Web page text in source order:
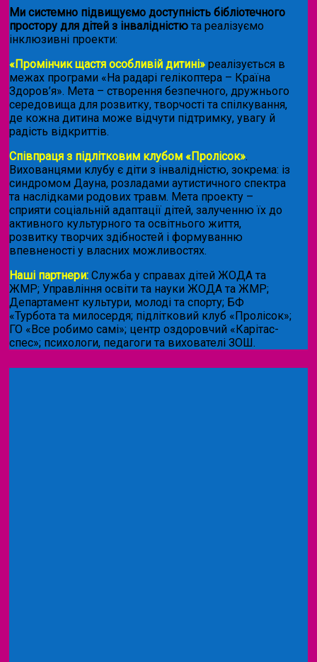
Ми системно підвищуємо доступність бібліотечного
простору для дітей з інвалідністю та реалізуємо
інклюзивні проекти:
«Промінчик щастя особливій дитині» реалізується в
межах програми «На радарі гелікоптера – Країна
Здоров’я». Мета – створення безпечного, дружнього
середовища для розвитку, творчості та спілкування,
де кожна дитина може відчути підтримку, увагу й
радість відкриттів.
Співпраця з підлітковим клубом «Пролісок».
Вихованцями клубу є діти з інвалідністю, зокрема: із
синдромом Дауна, розладами аутистичного спектра
та наслідками родових травм. Мета проекту –
сприяти соціальній адаптації дітей, залученню їх до
активного культурного та освітнього життя,
розвитку творчих здібностей і формуванню
впевненості у власних можливостях.
Наші партнери: Служба у справах дітей ЖОДА та
ЖМР; Управління освіти та науки ЖОДА та ЖМР;
Департамент культури, молоді та спорту; БФ
«Турбота та милосердя; підлітковий клуб «Пролісок»;
ГО «Все робимо самі»; центр оздоровчий «Карітас-
спес»; психологи, педагоги та вихователі ЗОШ.